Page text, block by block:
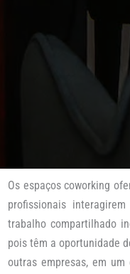
Os espaços coworking
profissionais
trabalho compartilhado
pois têm a oportunidade
outras empresas, em